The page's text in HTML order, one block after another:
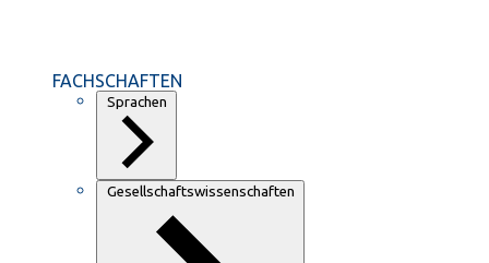
FACHSCHAFTEN
Sprachen
Gesellschaftswissenschaften